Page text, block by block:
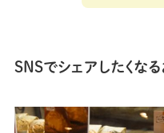
SNSでシェアしたくな